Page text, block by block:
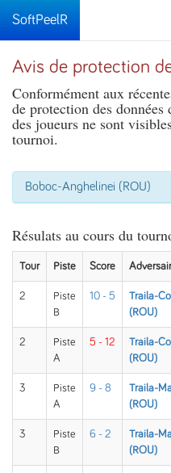
SoftPeelR
Avis de protection
Conformément aux
de protection des données
des joueurs ne sont
tournoi.
Boboc-Anghelinei (ROU)
Résulats au cours du
Tour Piste Score
2
Piste
B
10 - 5
Traila-
(ROU)
2
Piste
A
5 - 12
Traila-
(ROU)
3
Piste
A
9 - 8
Traila-
(ROU)
3
Piste
B
6 - 2
Traila-
(ROU)